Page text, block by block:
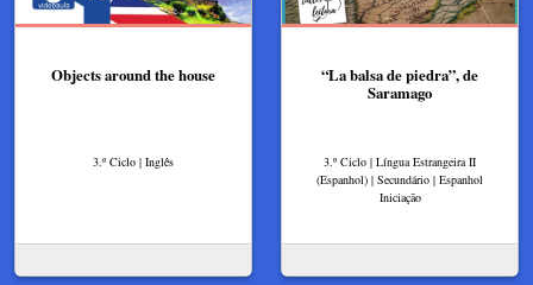
Objects around the house
3.º Ciclo | Inglês
“La balsa de piedra”, de
Saramago
3.º Ciclo | Língua Estrangeira II
(Espanhol) | Secundário | Espanhol
Iniciação